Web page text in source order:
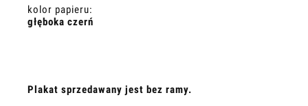
kolor papieru:
głęboka czerń
Plakat sprzedawany jest bez ramy.